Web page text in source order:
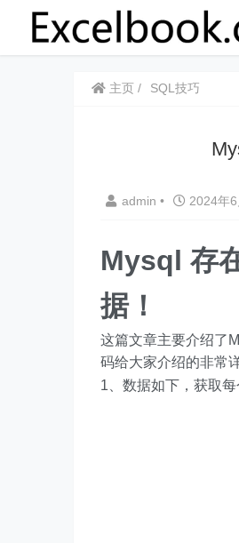
主页 SQL技巧
admin • 2024年
Mysql 存
据！
这篇文章主要介绍了
码给大家介绍的非常
1、数据如下，获取